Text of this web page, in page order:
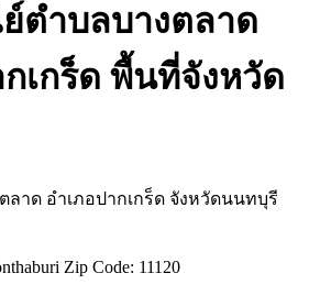
ตำบลบางตลาด
เกร็ด พื้นที่จังหวัด
าด อำเภอปากเกร็ด จังหวัดนนทบุรี
Zip Code: 11120